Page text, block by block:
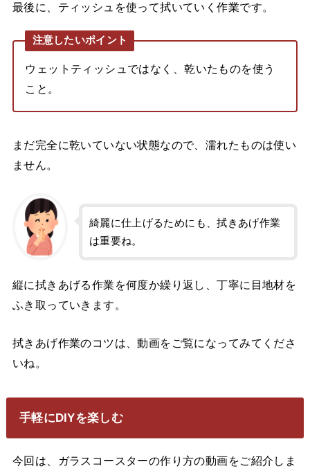
最後に、ティッシュを使って拭いていく作業です。
注意したいポイント
ウェットティッシュではなく、乾いたものを使う
こと。
まだ完全に乾いていない状態なので、濡れたものは使い
ません。
綺麗に仕上げるためにも、拭きあげ作業
は重要ね。
縦に拭きあげる作業を何度か繰り返し、丁寧に目地材を
ふき取っていきます。
拭きあげ作業のコツは、動画をご覧になってみてくださ
いね。
手軽にDIYを楽しむ
今回は、ガラスコースターの作り方の動画をご紹介しま